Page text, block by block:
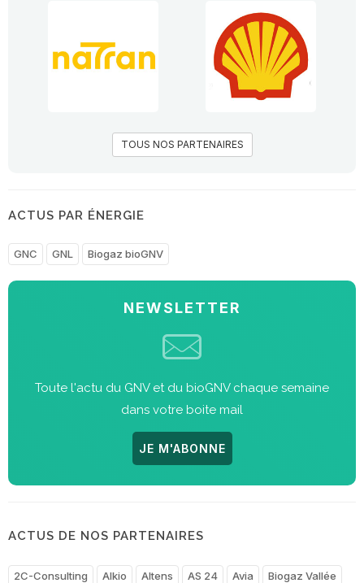
TOUS NOS PARTENAIRES
ACTUS PAR ÉNERGIE
GNC GNL Biogaz bioGNV
NEWSLETTER
Toute l'actu du GNV et du bioGNV chaque semaine
dans votre boite mail
JE M'ABONNE
ACTUS DE NOS PARTENAIRES
2C-Consulting Alkio Altens AS 24 Avia
Biogaz Vallée